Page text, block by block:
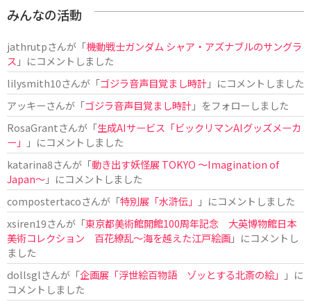
みんなの活動
jathrutpさんが「機動戦士ガンダム シャア・アズナブルのサングラ
ス 」にコメントしました
lilysmith10さんが「ゴジラ音声目覚まし時計」にコメントしました
アッキーさんが「ゴジラ音声目覚まし時計」をフォローしました
RosaGrantさんが「生成AIサービス「ビックリマンAIグッズメーカ
ー」
」にコメントしました
katarina8さんが「動き出す妖怪展 TOKYO 〜Imagination of
Japan〜」にコメントしました
compostertacoさんが「特別展「水滸伝」
」にコメントしました
xsiren19さんが「東京都美術館開館100周年記念 大英博物館日本
美術コレクション 百花繚乱～海を越えた江戸絵画」にコメントし
ました
dollsglさんが「企画展「浮世絵百物語 ゾッとする北斎の絵」
」に
コメントしました